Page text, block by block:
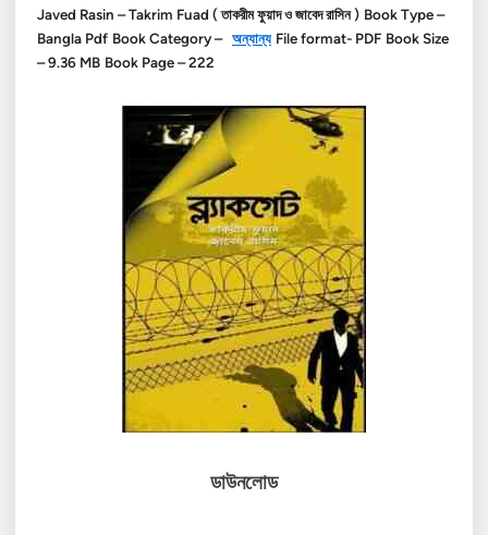
Javed Rasin – Takrim Fuad ( তাকরীম ফুয়াদ ও জাবেদ রাসিন ) Book Type –
Bangla Pdf Book Category – অন্যান্য File format- PDF Book Size
– 9.36 MB Book Page – 222
ডাউনলোড